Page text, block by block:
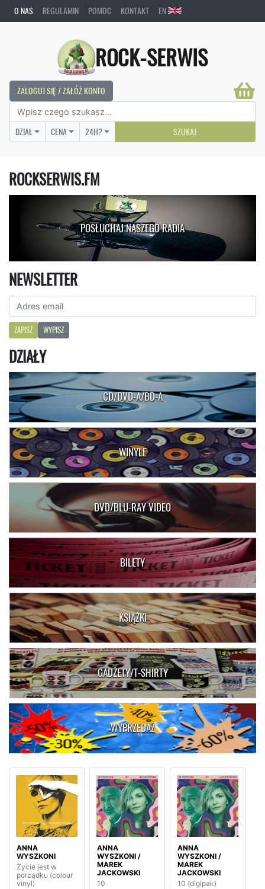
O NAS REGULAMIN POMOC KONTAKT EN
ROCK-SERWIS
ZALOGUJ SIĘ / ZAŁÓŻ KONTO
DZIAŁ CENA 24H? SZUKAJ
ROCKSERWIS.FM
POSŁUCHAJ NASZEGO RADIA
NEWSLETTER
ZAPISZ WYPISZ
DZIAŁY
CD/DVD-A/BD-A
WINYLE
DVD/BLU-RAY VIDEO
BILETY
KSIĄŻKI
GADŻETY/T-SHIRTY
WYPRZEDAŻ
ANNA
WYSZKONI
Życie jest w
porządku (colour
vinyl)
ANNA
WYSZKONI /
MAREK
JACKOWSKI
10
ANNA
WYSZKONI /
MAREK
JACKOWSKI
10 (digipak)